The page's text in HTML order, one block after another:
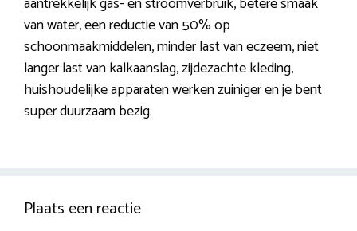
van water, een reductie van 50% op
schoonmaakmiddelen, minder last van eczeem, niet
langer last van kalkaanslag, zijdezachte kleding,
huishoudelijke apparaten werken zuiniger en je bent
super duurzaam bezig.
Plaats een reactie